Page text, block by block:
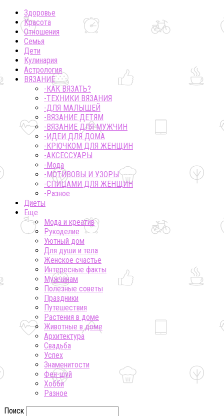
Здоровье
Красота
Отношения
Семья
Дети
Кулинария
Астрология
ВЯЗАНИЕ
-КАК ВЯЗАТЬ?
-ТЕХНИКИ ВЯЗАНИЯ
-ДЛЯ МАЛЫШЕЙ
-ВЯЗАНИЕ ДЕТЯМ
-ВЯЗАНИЕ ДЛЯ МУЖЧИН
-ИДЕИ ДЛЯ ДОМА
-КРЮЧКОМ ДЛЯ ЖЕНЩИН
-AКСЕССУАРЫ
-Мода
-МОТИВОВЫ И УЗОРЫ
-СПИЦАМИ ДЛЯ ЖЕНЩИН
-Разное
Диеты
Еще
Мода и креатив
Рукоделие
Уютный дом
Для души и тела
Женское счастье
Интересные факты
Мужчинам
Полезные советы
Праздники
Путешествия
Растения в доме
Животные в доме
Архитектура
Свадьба
Успех
Знаменитости
Фен-шуй
Хобби
Разное
Поиск